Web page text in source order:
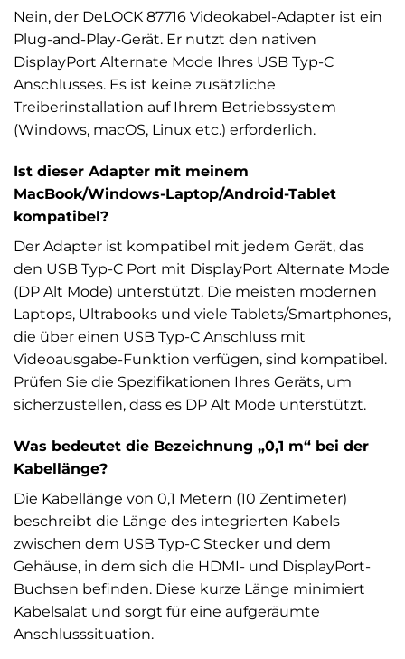
Nein, der DeLOCK 87716 Videokabel-Adapter ist ein
Plug-and-Play-Gerät. Er nutzt den nativen
DisplayPort Alternate Mode Ihres USB Typ-C
Anschlusses. Es ist keine zusätzliche
Treiberinstallation auf Ihrem Betriebssystem
(Windows, macOS, Linux etc.) erforderlich.
Ist dieser Adapter mit meinem
MacBook/Windows-Laptop/Android-Tablet
kompatibel?
Der Adapter ist kompatibel mit jedem Gerät, das
den USB Typ-C Port mit DisplayPort Alternate Mode
(DP Alt Mode) unterstützt. Die meisten modernen
Laptops, Ultrabooks und viele Tablets/Smartphones,
die über einen USB Typ-C Anschluss mit
Videoausgabe-Funktion verfügen, sind kompatibel.
Prüfen Sie die Spezifikationen Ihres Geräts, um
sicherzustellen, dass es DP Alt Mode unterstützt.
Was bedeutet die Bezeichnung „0,1 m“ bei der
Kabellänge?
Die Kabellänge von 0,1 Metern (10 Zentimeter)
beschreibt die Länge des integrierten Kabels
zwischen dem USB Typ-C Stecker und dem
Gehäuse, in dem sich die HDMI- und DisplayPort-
Buchsen befinden. Diese kurze Länge minimiert
Kabelsalat und sorgt für eine aufgeräumte
Anschlusssituation.